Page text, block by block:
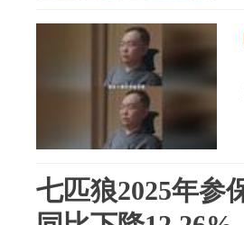
七匹狼2025年参